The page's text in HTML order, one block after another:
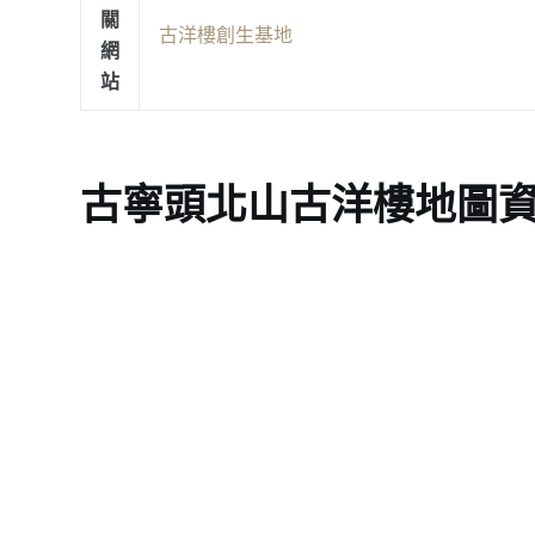
關
網
站
古洋樓創生基地
古寧頭北山古洋樓地圖